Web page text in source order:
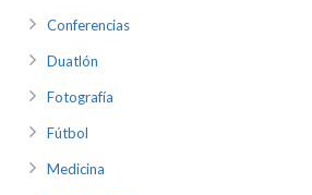
Conferencias
Duatlón
Fotografía
Fútbol
Medicina